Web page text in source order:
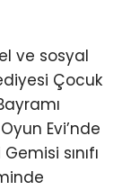
ve sosyal
Çocuk
Evi’nde
sınıfı